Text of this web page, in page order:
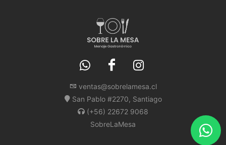
ventas@sobrelamesa.cl
San Pablo #2270, Santiago
(+56) 22672 9068
SobreLaMesa